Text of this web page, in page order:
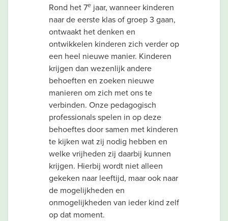
Rond het 7e jaar, wanneer kinderen
naar de eerste klas of groep 3 gaan,
ontwaakt het denken en
ontwikkelen kinderen zich verder op
een heel nieuwe manier. Kinderen
krijgen dan wezenlijk andere
behoeften en zoeken nieuwe
manieren om zich met ons te
verbinden. Onze pedagogisch
professionals spelen in op deze
behoeftes door samen met kinderen
te kijken wat zij nodig hebben en
welke vrijheden zij daarbij kunnen
krijgen. Hierbij wordt niet alleen
gekeken naar leeftijd, maar ook naar
de mogelijkheden en
onmogelijkheden van ieder kind zelf
op dat moment.